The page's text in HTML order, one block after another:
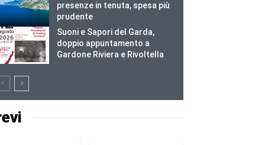
presenze in tenuta, spesa più
prudente
Suoni e Sapori del Garda,
doppio appuntamento a
Gardone Riviera e Rivoltella